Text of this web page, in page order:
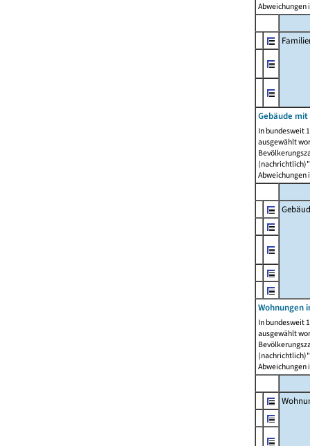
Abweichungen
Gebäude
In bundesweit
ausgewählt
Abweichungen
Wohnungen
In bundesweit
ausgewählt
Abweichungen